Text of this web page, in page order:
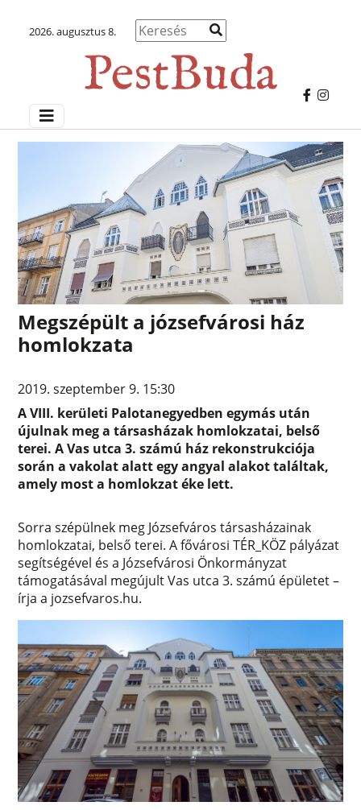
2026. augusztus 8.
Megszépült a józsefvárosi ház
homlokzata
2019. szeptember 9. 15:30
A VIII. kerületi Palotanegyedben egymás után
újulnak meg a társasházak homlokzatai, belső
terei. A Vas utca 3. számú ház rekonstrukciója
során a vakolat alatt egy angyal alakot találtak,
amely most a homlokzat éke lett.
Sorra szépülnek meg Józsefváros társasházainak
homlokzatai, belső terei. A fővárosi TÉR_KÖZ pályázat
segítségével és a Józsefvárosi Önkormányzat
támogatásával megújult Vas utca 3. számú épületet –
írja a jozsefvaros.hu.